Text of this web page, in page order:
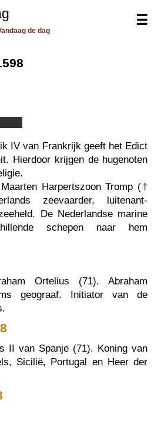
☰
de dag
IV van Frankrijk geeft het Edict
Hierdoor krijgen de hugenoten
Harpertszoon Tromp (†
zeevaarder, luitenant-
De Nederlandse marine
schepen naar hem
Ortelius (71). Abraham
geograaf. Initiator van de
II van Spanje (71). Koning van
Sicilië, Portugal en Heer der